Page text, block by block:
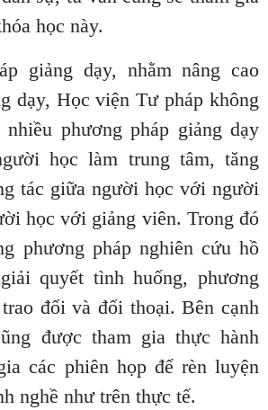
học này.
giảng dạy, nhằm nâng cao
dạy, Học viện Tư pháp không
nhiều phương pháp giảng dạy
học làm trung tâm, tăng
tác giữa người học với người
học với giảng viên. Trong đó
phương pháp nghiên cứu hồ
quyết tình huống, phương
đổi và đối thoại. Bên cạnh
được tham gia thực hành
các phiên họp để rèn luyện
nghề như trên thực tế.